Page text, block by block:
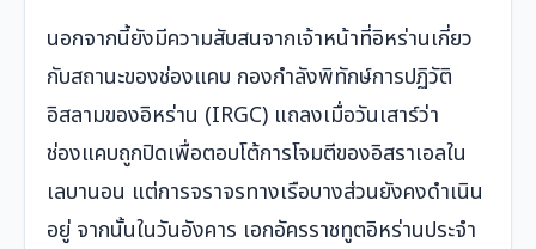
นอกจากนี้ยังมีความสับสนจากเจ้าหน้าที่อิหร่านเกี่ยว
กับสถานะของช่องแคบ กองกำลังพิทักษ์การปฏิวัติ
อิสลามของอิหร่าน (IRGC) แถลงเมื่อวันเสาร์ว่า
ช่องแคบถูกปิดเพื่อตอบโต้การโจมตีของอิสราเอลใน
เลบานอน แต่การจราจรทางเรือบางส่วนยังคงดำเนิน
อยู่ จากนั้นในวันอังคาร เอกอัครราชทูตอิหร่านประจำ